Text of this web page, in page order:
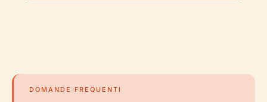
DOMANDE FREQUENTI